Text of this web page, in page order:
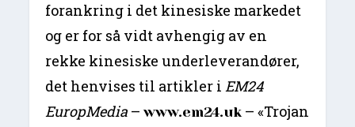
forankring i det kinesiske markedet
og er for så vidt avhengig av en
rekke kinesiske underleverandører,
det henvises til artikler iEM24
EuropMedia –www.em24.uk– «Trojan